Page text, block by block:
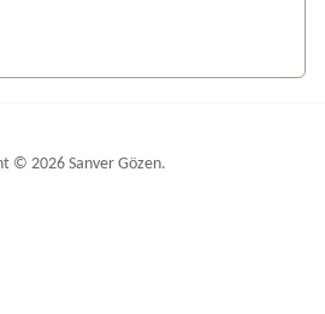
© 2026 Sanver Gözen.